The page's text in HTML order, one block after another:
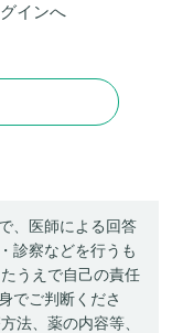
インへ
、医師による回答
診察などを行うも
うえで自己の責任
でご判断くださ
法、薬の内容等、